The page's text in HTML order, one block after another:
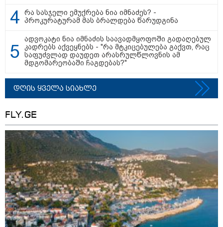
კატეგორიის ყველა სიახლე
დანაშაულს? - ალბათ, დავალება
ჰქონდა ვიღაცისგან, თორემ
როგორ შეიძლებოდა ამის თქმა?
შალვა პაპუაშვილი - ომი არ
იქნებოდა, საქართველოს
ხელისუფლებაში სააკაშვილის
მარიონეტული რეჟიმის ნაცვლად
„ქართული ოცნების“ მსგავსი
პატრიოტული ძალა რომ
ყოფილიყო, თუ 2008 წლის ომი თუ
არ იქნებოდა, დიდი ალბათობით,
ნიკოლ ფაშინიანსა და ილჰამ
რა სასჯელი ემუქრება ნია იმნაძეს? -
პროკურატურამ მას ბრალდება წარუდგინა
ადვოკატი ნია იმნაძის საავადმყოფოში გადაღებულ
კადრებს აქვეყნებს - "რა მტკიცებულება გაქვთ, რაც
საფუძვლად დაუდეთ არასრულწლოვნის ამ
მდგომარეობაში ჩაგდებას?"
დღის ყველა სიახლე
FLY.GE